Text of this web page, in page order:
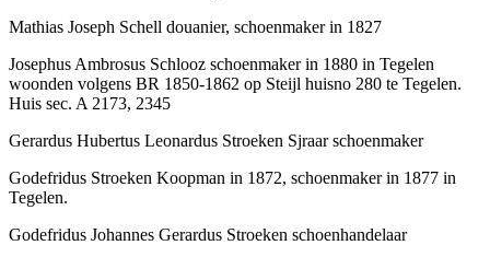
Mathias Joseph Schell douanier, schoenmaker in 1827
Josephus Ambrosus Schlooz schoenmaker in 1880 in Tegelen
woonden volgens BR 1850-1862 op Steijl huisno 280 te Tegelen.
Huis sec. A 2173, 2345
Gerardus Hubertus Leonardus Stroeken Sjraar schoenmaker
Godefridus Stroeken Koopman in 1872, schoenmaker in 1877 in
Tegelen.
Godefridus Johannes Gerardus Stroeken schoenhandelaar